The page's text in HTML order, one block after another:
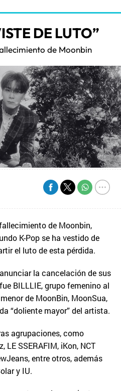
DE LUTO”
de Moonbin
de Moonbin,
K-Pop se ha vestido de
el luto de esta pérdida.
la cancelación de sus
BILLLIE, grupo femenino al
de MoonBin, MoonSua,
“doliente mayor” del artista.
agrupaciones, como
LE SSERAFIM, iKon, NCT
entre otros, además
y IU.